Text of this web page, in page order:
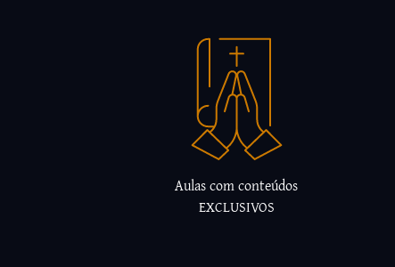
Aulas com conteúdos
EXCLUSIVOS